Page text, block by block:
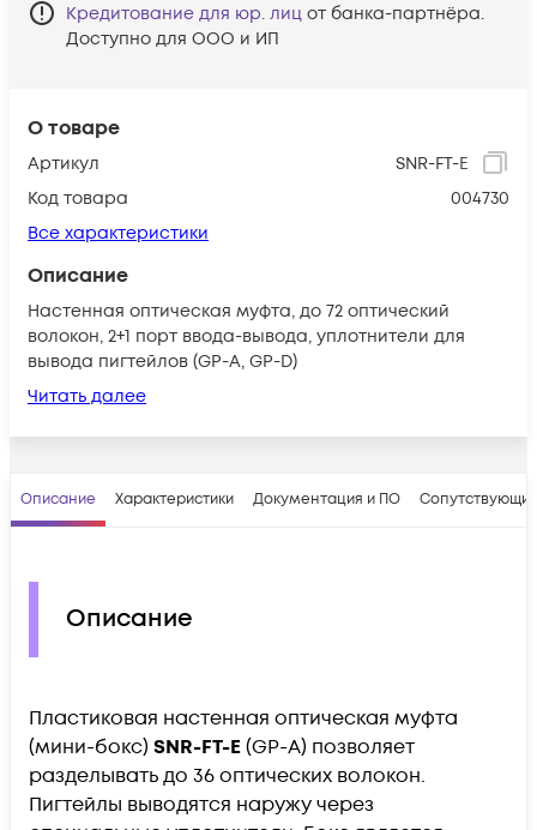
О товаре
Артикул
SNR-FT-E
Код товара
004730
Все характеристики
Описание
Настенная оптическая муфта, до 72 оптический
волокон, 2+1 порт ввода-вывода, уплотнители для
вывода пигтейлов (GP-A, GP-D)
Читать далее
Кредитование для юр. лиц от банка-партнёра.
Доступно для ООО и ИП
Описание Характеристики Документация и ПО
Описание
Пластиковая настенная оптическая муфта
(мини-бокс) SNR-FT-E(GP-A) позволяет
разделывать до 36 оптических волокон.
Пигтейлы выводятся наружу через